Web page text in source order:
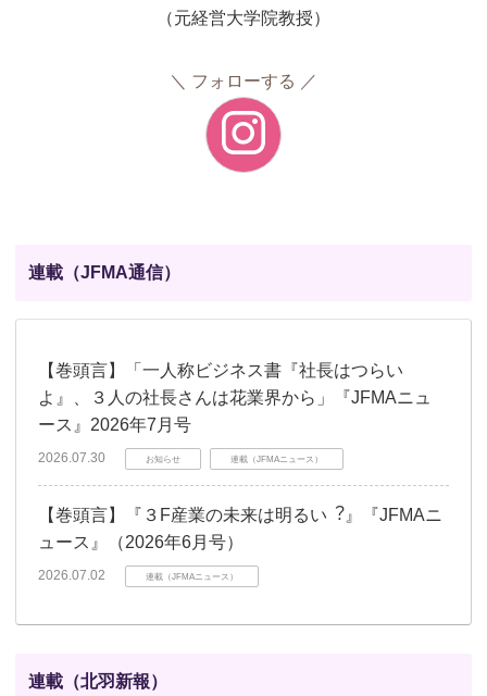
（元経営大学院教授）
フォローする
連載（JFMA通信）
【巻頭言】「一人称ビジネス書『社長はつらい
よ』、３人の社長さんは花業界から」『JFMAニュ
ース』2026年7月号
2026.07.30 お知らせ 連載（JFMAニュース）
【巻頭言】『３F産業の未来は明るい︖』『JFMAニ
ュース』（2026年6月号）
2026.07.02 連載（JFMAニュース）
連載（北羽新報）